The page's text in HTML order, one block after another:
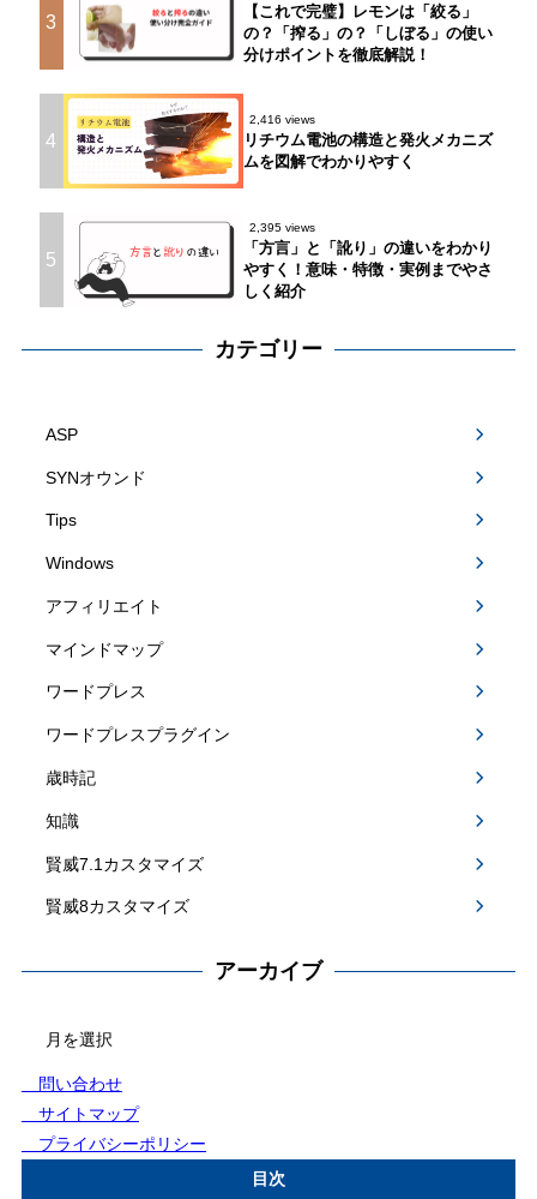
3
【これで完璧】レモンは「絞る」
の？「搾る」の？「しぼる」の使い
分けポイントを徹底解説！
4
2,416 views
リチウム電池の構造と発火メカニズ
ムを図解でわかりやすく
5
2,395 views
「方言」と「訛り」の違いをわかり
やすく！意味・特徴・実例までやさ
しく紹介
カテゴリー
ASP
SYNオウンド
Tips
Windows
アフィリエイト
マインドマップ
ワードプレス
ワードプレスプラグイン
歳時記
知識
賢威7.1カスタマイズ
賢威8カスタマイズ
アーカイブ
問い合わせ
サイトマップ
プライバシーポリシー
目次